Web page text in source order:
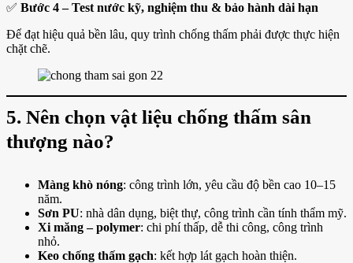
✅ Bước 4 – Test nước kỹ, nghiệm thu & bảo hành dài hạn
Để đạt hiệu quả bền lâu, quy trình chống thấm phải được thực hiện
chặt chẽ.
5. Nên chọn vật liệu chống thấm sân
thượng nào?
Màng khò nóng: công trình lớn, yêu cầu độ bền cao 10–15
năm.
Sơn PU: nhà dân dụng, biệt thự, công trình cần tính thẩm mỹ.
Xi măng – polymer: chi phí thấp, dễ thi công, công trình
nhỏ.
Keo chống thấm gạch: kết hợp lát gạch hoàn thiện.